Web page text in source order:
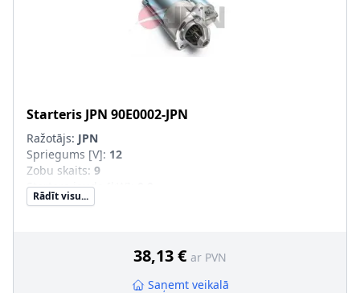
Starteris JPN 90E0002-JPN
Ražotājs: JPN
Spriegums [V]: 12
Zobu skaits: 9
Startera jauda [kW]
Rādīt visu...
38,13 € ar PVN
Saņemt veikalā